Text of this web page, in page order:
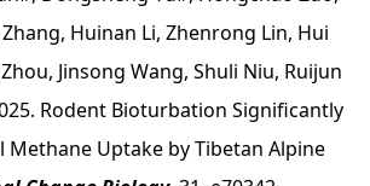
Huinan Li, Zhenrong Lin, Hui
Jinsong Wang, Shuli Niu, Ruijun
Rodent Bioturbation Significantly
Methane Uptake by Tibetan Alpine